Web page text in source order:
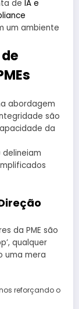
de IA e
um ambiente
abordagem
são
da
delineiam
da PME são
qualquer
uma mera
reforçando o